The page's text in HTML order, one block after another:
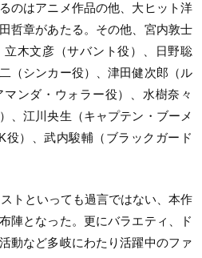
のはアニメ作品の他、大ヒット洋
哲章があたる。その他、宮内敦士
立木文彦（サバント役）、日野聡
（シンカー役）、津田健次郎（ル
ンダ・ウォラー役）、水樹奈々
、江川央生（キャプテン・ブーメ
役）、武内駿輔（ブラックガード
トといっても過言ではない、本作
陣となった。更にバラエティ、ド
動など多岐にわたり活躍中のファ